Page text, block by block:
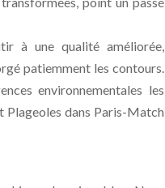
à une qualité améliorée,
patiemment les contours.
environnementales les
Plageoles dans Paris-Match